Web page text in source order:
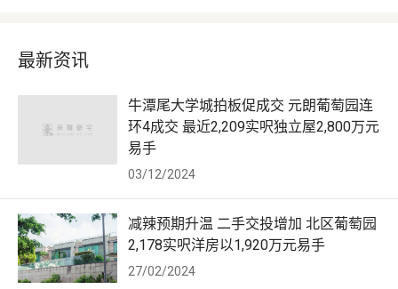
最新资讯
牛潭尾大学城拍板促成交 元朗葡萄园连
环4成交 最近2,209实呎独立屋2,800万元
易手
03/12/2024
减辣预期升温 二手交投增加 北区葡萄园
2,178实呎洋房以1,920万元易手
27/02/2024